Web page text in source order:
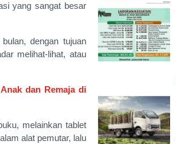
yang sangat besar
dengan tujuan
melihat-lihat, atau
dan Remaja di
melainkan tablet
alat pemutar, lalu